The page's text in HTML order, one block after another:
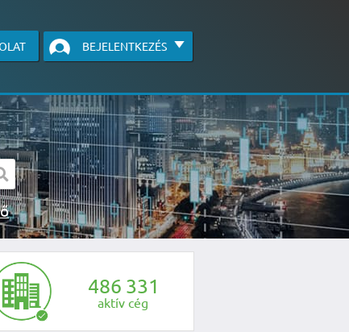
BEJELENTKEZÉS
fel velünk a kapcsolatot az alábbi
486 331
aktív cég